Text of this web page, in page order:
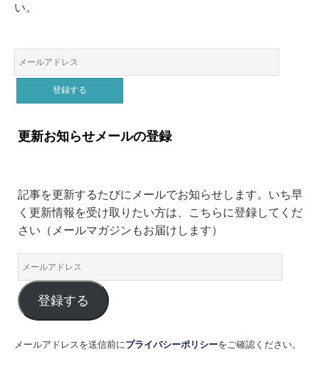
い。
更新お知らせメールの登録
記事を更新するたびにメールでお知らせします。いち早
く更新情報を受け取りたい方は、こちらに登録してくだ
さい（メールマガジンもお届けします）
登録する
メールアドレスを送信前に プライバシーポリシーをご確認ください。